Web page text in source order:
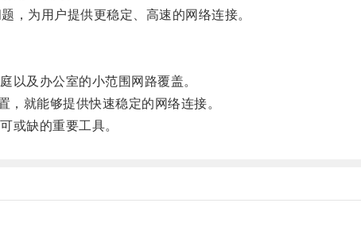
为用户提供更稳定、高速的网络连接。
及办公室的小范围网路覆盖。
就能够提供快速稳定的网络连接。
缺的重要工具。